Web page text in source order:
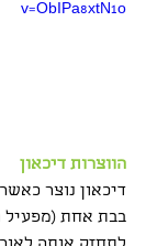
v=ObIPa8xtN1o
הווצרות דיכאון
דיכאון נוצר
בבת אחת (מפעיל